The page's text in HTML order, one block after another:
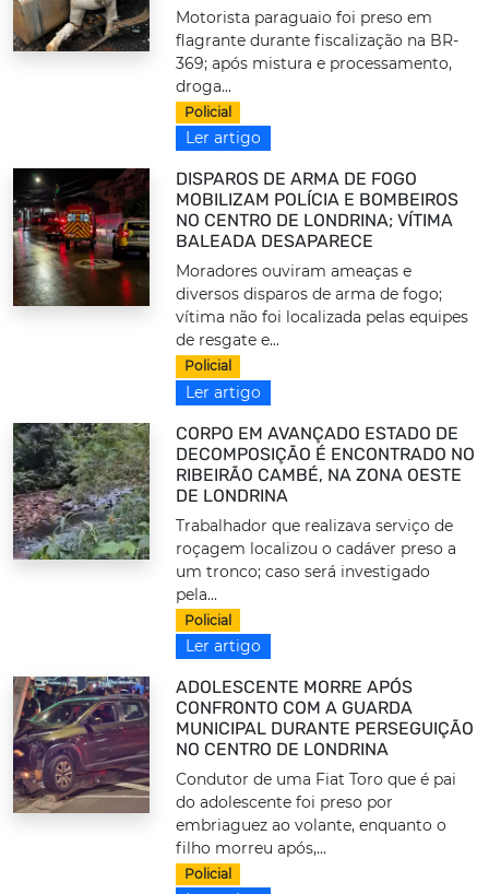
Motorista paraguaio foi preso em
flagrante durante fiscalização na BR-
369; após mistura e processamento,
droga...
Policial
Ler artigo
DISPAROS DE ARMA DE FOGO
MOBILIZAM POLÍCIA E BOMBEIROS
NO CENTRO DE LONDRINA; VÍTIMA
BALEADA DESAPARECE
Moradores ouviram ameaças e
diversos disparos de arma de fogo;
vítima não foi localizada pelas equipes
de resgate e...
Policial
Ler artigo
CORPO EM AVANÇADO ESTADO DE
DECOMPOSIÇÃO É ENCONTRADO NO
RIBEIRÃO CAMBÉ, NA ZONA OESTE
DE LONDRINA
Trabalhador que realizava serviço de
roçagem localizou o cadáver preso a
um tronco; caso será investigado
pela...
Policial
Ler artigo
ADOLESCENTE MORRE APÓS
CONFRONTO COM A GUARDA
MUNICIPAL DURANTE PERSEGUIÇÃO
NO CENTRO DE LONDRINA
Condutor de uma Fiat Toro que é pai
do adolescente foi preso por
embriaguez ao volante, enquanto o
filho morreu após,...
Policial